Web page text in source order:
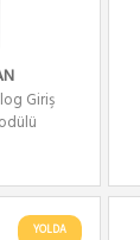
Giriş
YOLDA